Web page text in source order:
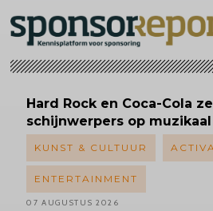
Hard Rock en Coca-Cola
schijnwerpers op
KUNST & CULTUUR
ENTERTAINMENT
07 AUGUSTUS 2026